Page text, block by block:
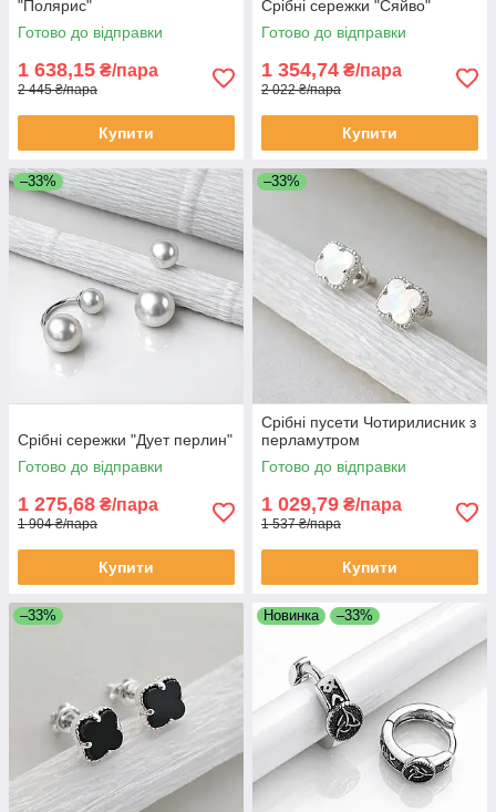
"Полярис"
Готово до відправки
1 638,15 ₴/пара
2 445 ₴/пара
Купити
Срібні сережки "Сяйво"
Готово до відправки
1 354,74 ₴/пара
2 022 ₴/пара
Купити
–33%
Срібні сережки "Дует перлин"
Готово до відправки
1 275,68 ₴/пара
1 904 ₴/пара
Купити
–33%
Срібні пусети Чотирилисник з
перламутром
Готово до відправки
1 029,79 ₴/пара
1 537 ₴/пара
Купити
–33% Новинка –33%